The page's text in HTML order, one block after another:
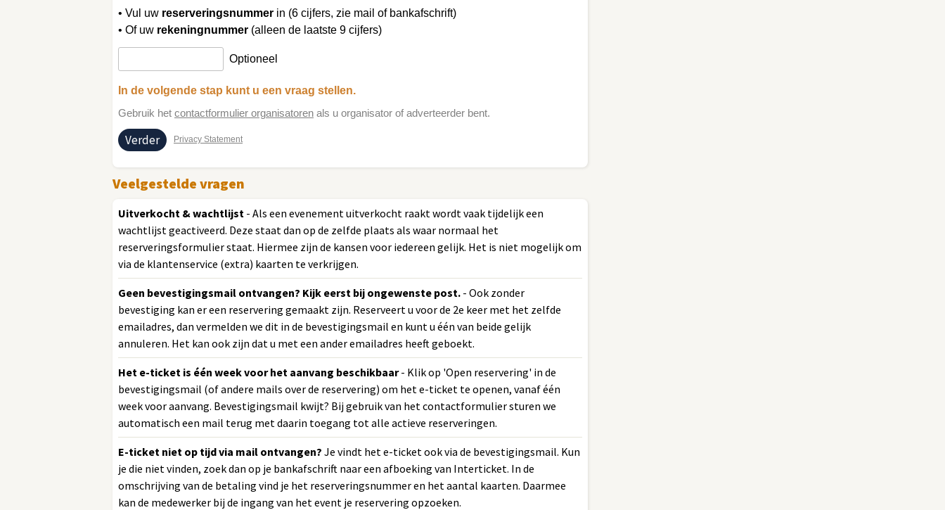
• Vul uw reserveringsnummer in (6 cijfers, zie mail of bankafschrift)
• Of uw rekeningnummer (alleen de laatste 9 cijfers)
Optioneel
In de volgende stap kunt u een vraag stellen.
Gebruik het contactformulier organisatoren als u organisator of adverteerder bent.
Privacy Statement
Veelgestelde vragen
Uitverkocht & wachtlijst - Als een evenement uitverkocht raakt wordt vaak tijdelijk een
wachtlijst geactiveerd. Deze staat dan op de zelfde plaats als waar normaal het
reserveringsformulier staat. Hiermee zijn de kansen voor iedereen gelijk. Het is niet mogelijk om
via de klantenservice (extra) kaarten te verkrijgen.
Geen bevestigingsmail ontvangen? Kijk eerst bij ongewenste post. - Ook zonder
bevestiging kan er een reservering gemaakt zijn. Reserveert u voor de 2e keer met het zelfde
emailadres, dan vermelden we dit in de bevestigingsmail en kunt u één van beide gelijk
annuleren. Het kan ook zijn dat u met een ander emailadres heeft geboekt.
Het e-ticket is één week voor het aanvang beschikbaar- Klik op 'Open reservering' in de
bevestigingsmail (of andere mails over de reservering) om het e-ticket te openen, vanaf één
week voor aanvang. Bevestigingsmail kwijt? Bij gebruik van het contactformulier sturen we
automatisch een mail terug met daarin toegang tot alle actieve reserveringen.
E-ticket niet op tijd via mail ontvangen? Je vindt het e-ticket ook via de bevestigingsmail. Kun
je die niet vinden, zoek dan op je bankafschrift naar een afboeking van Interticket. In de
omschrijving van de betaling vind je het reserveringsnummer en het aantal kaarten. Daarmee
kan de medewerker bij de ingang van het event je reservering opzoeken.